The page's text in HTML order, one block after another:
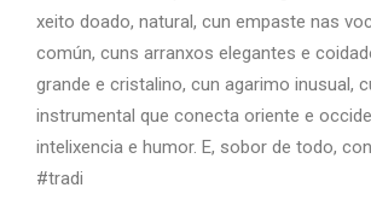
xeito doado, natural, cun empaste nas
común, cuns arranxos elegantes e
grande e cristalino, cun agarimo inusual,
instrumental que conecta oriente e
intelixencia e humor. E, sobor de todo,
#tradi